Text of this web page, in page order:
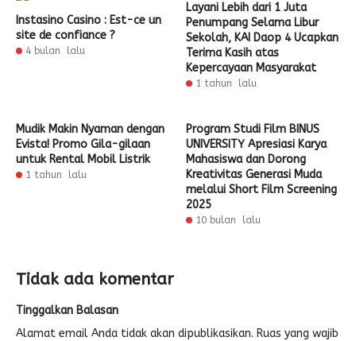
Instasino Casino : Est-ce un
site de confiance ?
4 bulan lalu
Layani Lebih dari 1 Juta
Penumpang Selama Libur
Sekolah, KAI Daop 4 Ucapkan
Terima Kasih atas
Kepercayaan Masyarakat
1 tahun lalu
Mudik Makin Nyaman dengan
Evista! Promo Gila-gilaan
untuk Rental Mobil Listrik
1 tahun lalu
Program Studi Film BINUS
UNIVERSITY Apresiasi Karya
Mahasiswa dan Dorong
Kreativitas Generasi Muda
melalui Short Film Screening
2025
10 bulan lalu
Tidak ada komentar
Tinggalkan Balasan
Alamat email Anda tidak akan dipublikasikan. Ruas yang wajib